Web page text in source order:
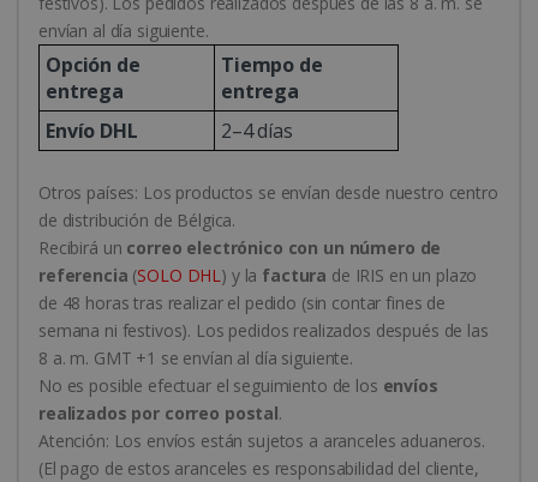
envían al día siguiente.
Opción de
entrega
Tiempo de
entrega
Envío DHL
2–4 días
Otros países: Los productos se envían desde nuestro centro
de distribución de Bélgica.
Recibirá un correo electrónico con un número de
referencia (SOLO DHL ) y la factura de IRIS en un plazo
de 48 horas tras realizar el pedido (sin contar fines de
semana ni festivos). Los pedidos realizados después de las
8 a. m. GMT +1 se envían al día siguiente.
No es posible efectuar el seguimiento de los envíos
realizados por correo postal.
Atención: Los envíos están sujetos a aranceles aduaneros.
(El pago de estos aranceles es responsabilidad del cliente,
IDE
Google LLC
1 año
lidc
Microsoft
Corporation